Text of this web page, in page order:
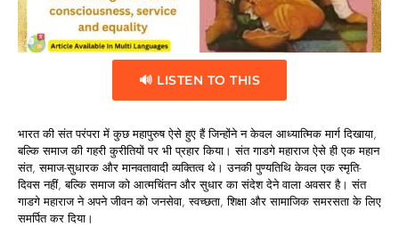
🔊 LISTEN TO THIS
भारत की संत परंपरा में कुछ महापुरुष ऐसे हुए हैं जिन्होंने न केवल आध्यात्मिक मार्ग दिखाया,
बल्कि समाज की गहरी कुरीतियों पर भी प्रहार किया।संतगाडगेमहाराजऐसे ही एक महान
संत, समाज-सुधारक और मानवतावादी व्यक्तित्व थे। उनकीपुण्यतिथिकेवल एक स्मृति-
दिवस नहीं, बल्कि समाज को आत्मचिंतन और सुधार का संदेश देने वाला अवसर है। संत
गाडगे महाराज ने अपने जीवन को जनसेवा, स्वच्छता, शिक्षा और सामाजिक समरसता के लिए
समर्पित कर दिया।